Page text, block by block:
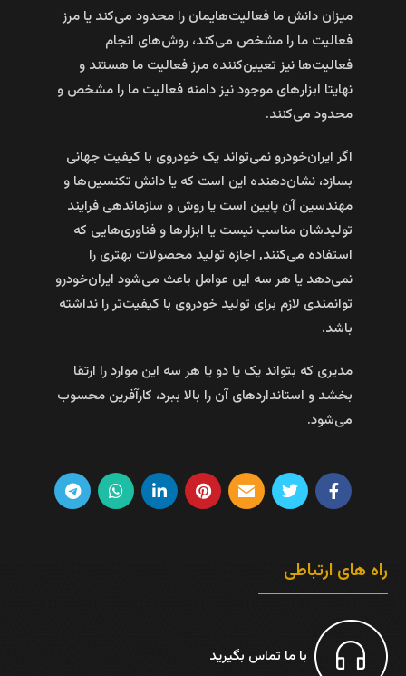
میزان دانش ما فعالیت‌هایمان را محدود می‌کند یا مرز
فعالیت ما را مشخص می‌کند، روش‌های انجام
فعالیت‌ها نیز تعیین‌کننده مرز فعالیت ما هستند و
نهایتا ابزار‌های موجود نیز دامنه فعالیت ما را مشخص و
محدود می‌کنند.
اگر ایران‌خودرو نمی‌تواند یک خودروی با کیفیت جهانی
بسازد، نشان‌دهنده این است که یا دانش تکنسین‌ها و
مهندسین آن پایین است یا روش و سازماندهی فرایند
تولیدشان مناسب نیست یا ابزار‌ها و فناوری‌هایی که
استفاده می‌کنند, اجازه تولید محصولات بهتری را
نمی‌دهد یا هر سه این عوامل باعث می‌شود ایران‌خودرو
توانمندی لازم برای تولید خودروی با کیفیت‌تر را نداشته
باشد.
مدیری که بتواند یک یا دو یا هر سه این موارد را ارتقا
بخشد و استاندارد‌های آن را بالا ببرد، کارآفرین محسوب
می‌شود.
راه های ارتباطی
با ما تماس بگیرید